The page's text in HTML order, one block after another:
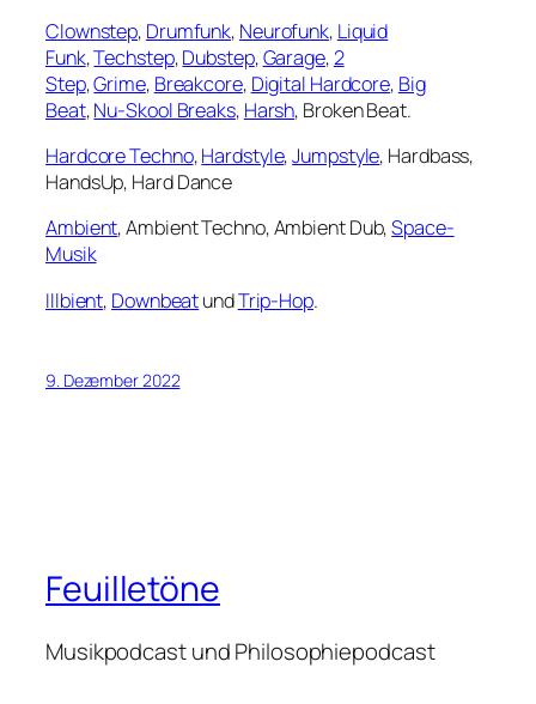
Clownstep, Drumfunk, Neurofunk, Liquid
Funk,Techstep,Dubstep,Garage,2
Step,Grime, Breakcore, Digital Hardcore, Big
Beat,Nu-Skool Breaks, Harsh, Broken Beat.
Hardcore Techno,Hardstyle,Jumpstyle, Hardbass,
HandsUp, Hard Dance
Ambient, Ambient Techno, Ambient Dub,Space-
Musik
Illbient, DownbeatundTrip-Hop.
9. Dezember 2022
Feuilletöne
Musikpodcast und Philosophiepodcast